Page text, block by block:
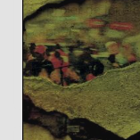
le projet de loi
capitale
Read More